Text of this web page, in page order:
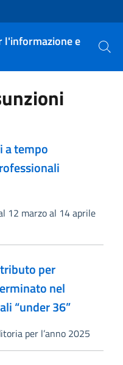
l'informazione e
Cerca
a tempo
12 marzo al 14 aprile
per
nel
“under 36”
per l’anno 2025